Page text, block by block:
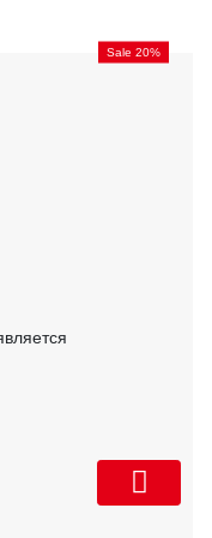
Sale 20%